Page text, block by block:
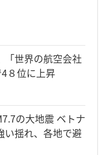
「世界の航空会社
８位に上昇
の大地震 ベトナ
い揺れ、各地で避